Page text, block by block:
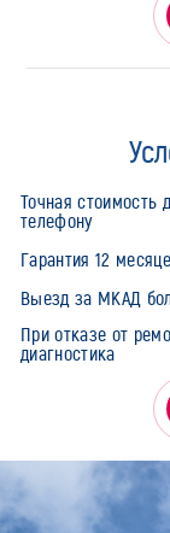
Точная стоимость
телефону
Гарантия 12
Выезд за МКАД
При отказе от
диагностика